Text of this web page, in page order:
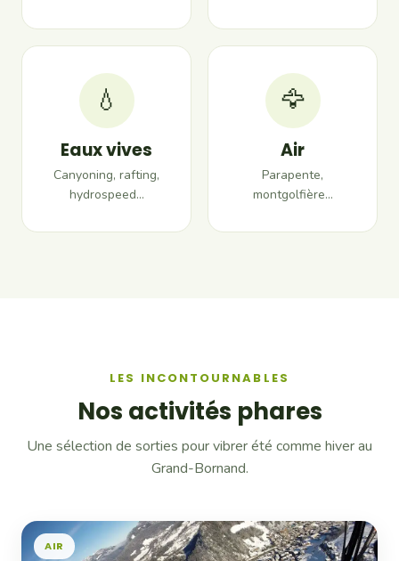
💧
Eaux vives
Canyoning, rafting,
hydrospeed…
🦅
Air
Parapente,
montgolfière…
LES INCONTOURNABLES
Nos activités phares
Une sélection de sorties pour vibrer été comme hiver au
Grand-Bornand.
AIR